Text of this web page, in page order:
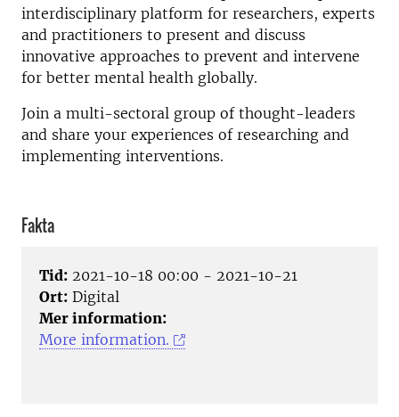
interdisciplinary platform for researchers, experts
and practitioners to present and discuss
innovative approaches to prevent and intervene
for better mental health globally.
Join a multi-sectoral group of thought-leaders
and share your experiences of researching and
implementing interventions.
Fakta
Tid: 2021-10-18 00:00 - 2021-10-21
Ort: Digital
Mer information:
More information.